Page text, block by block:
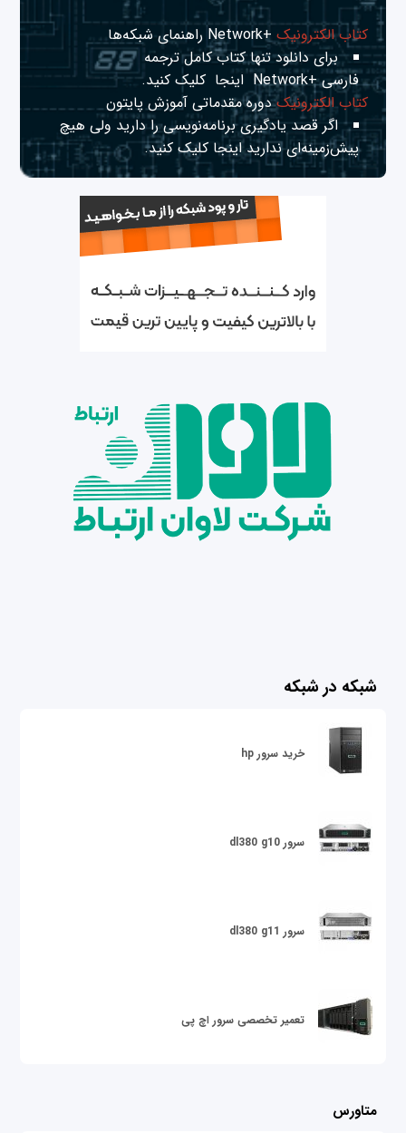
کتاب الکترونیک+Network راهنمای شبکه‌ها
برای دانلود تنها کتاب کامل ترجمه
فارسی +Network
اینجا کلیک کنید.
کتاب الکترونیکدوره مقدماتی آموزش پایتون
اگر قصد یادگیری برنامه‌نویسی را دارید ولی هیچ
پیش‌زمینه‌ای نداریداینجا کلیک کنید.
شبکه در شبکه
خرید سرور hp
سرور dl380 g10
سرور dl380 g11
تعمیر تخصصی سرور اچ پی
متاورس